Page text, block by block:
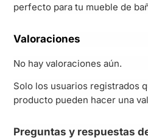
perfecto para tu mueble de
Valoraciones
No hay valoraciones aún.
Solo los usuarios registrados
producto pueden hacer una
Preguntas y respuestas